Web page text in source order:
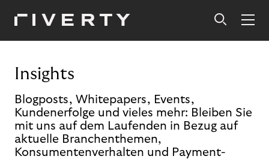
Insights
Blogposts, Whitepapers, Events,
Kundenerfolge und vieles mehr: Bleiben Sie
mit uns auf dem Laufenden in Bezug auf
aktuelle Branchenthemen,
Konsumentenverhalten und Payment-